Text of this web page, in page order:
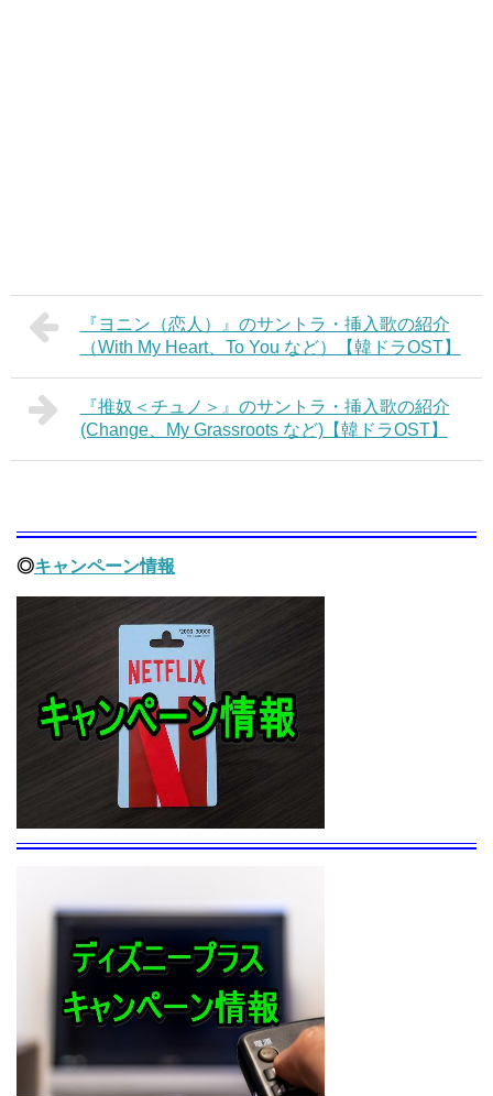
『ヨニン（恋人）』のサントラ・挿入歌の紹介
（With My Heart、To You など）【韓ドラOST】
『推奴＜チュノ＞』のサントラ・挿入歌の紹介
(Change、My Grassroots など)【韓ドラOST】
◎キャンペーン情報